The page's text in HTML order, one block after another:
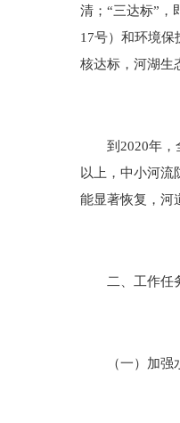
清；“三达标”，
17号）和环境
核达标，河湖生
到2020年，全
以上，中小河流
能显著恢复，河
二、工作任
（一）加强